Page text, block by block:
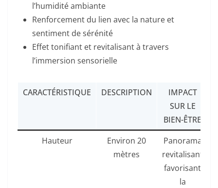
l’humidité ambiante
Renforcement du lien avec la nature et
sentiment de sérénité
Effet tonifiant et revitalisant à travers
l’immersion sensorielle
CARACTÉRISTIQUE DESCRIPTION
IMPACT
SUR LE
BIEN-ÊTRE
Hauteur
Environ 20
mètres
Panorama
revitalisant
favorisant
la